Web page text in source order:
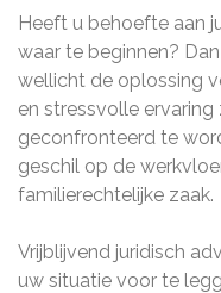
Heeft u behoefte aan
waar te beginnen?
wellicht de oplossing
en stressvolle
geconfronteerd te
geschil op de
familierechtelijke zaak.
Vrijblijvend juridisch
uw situatie voor te